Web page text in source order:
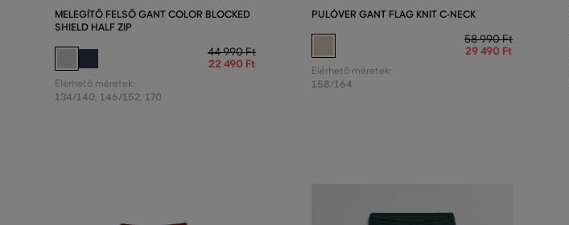
MELEGÍTŐ FELSŐ GANT COLOR BLOCKED
SHIELD HALF ZIP
44 990 Ft
22 490 Ft
Elérhető méretek:
134/140, 146/152, 170
PULÓVER GANT FLAG KNIT C-NECK
58 990 Ft
29 490 Ft
Elérhető méretek:
158/164